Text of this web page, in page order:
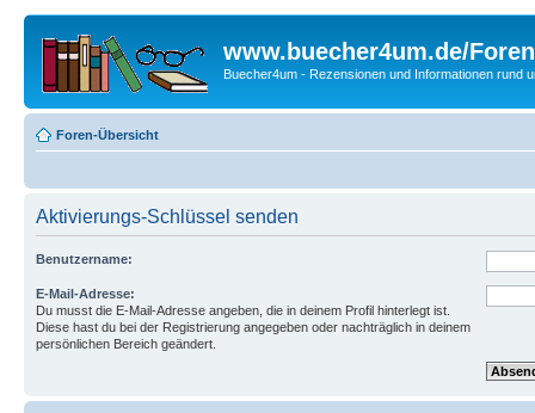
www.buecher4um.de/Foren
Buecher4um - Rezensionen und Informationen rund
Foren-Übersicht
Aktivierungs-Schlüssel senden
Benutzername:
E-Mail-Adresse:
Du musst die E-Mail-Adresse angeben, die in deinem Profil hinterlegt ist.
Diese hast du bei der Registrierung angegeben oder nachträglich in deinem
persönlichen Bereich geändert.